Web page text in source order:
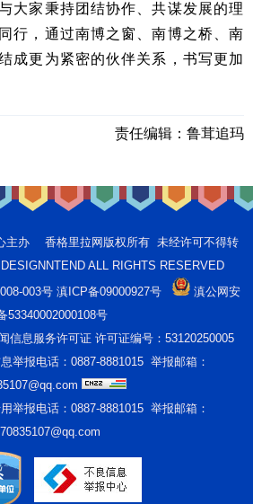
大家秉持团结协作、共谋发展的理
行，通过南博之窗、南博之桥、南
成更为紧密的伙伴关系，书写更加
责任编辑： 鲁茸追玛
主办 香格里拉网版权所有 未经许可不得转
ALL RIGHTS RESERVED
003号 滇ICP备09000927号
滇公网安
53340002000108号
信息服务许可证 许可证编号：53120250005
举报电话：0887-8881015 举报邮箱：
举报电话：0887-8881015 举报邮箱：
70835107@qq.com